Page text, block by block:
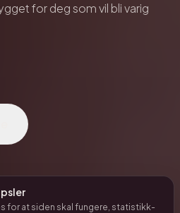
for at siden skal fungere, statistikk-
for deg som vil bli varig
uten medlemskap →